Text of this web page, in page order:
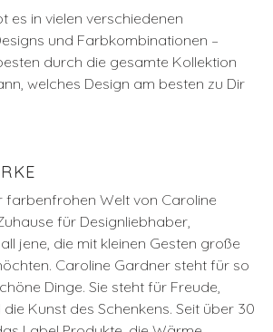
es in vielen verschiedenen
und Farbkombinationen –
durch die gesamte Kollektion
welches Design am besten zu Dir
farbenfrohen Welt von Caroline
für Designliebhaber,
jene, die mit kleinen Gesten große
Caroline Gardner steht für so
Dinge. Sie steht für Freude,
Kunst des Schenkens. Seit über 30